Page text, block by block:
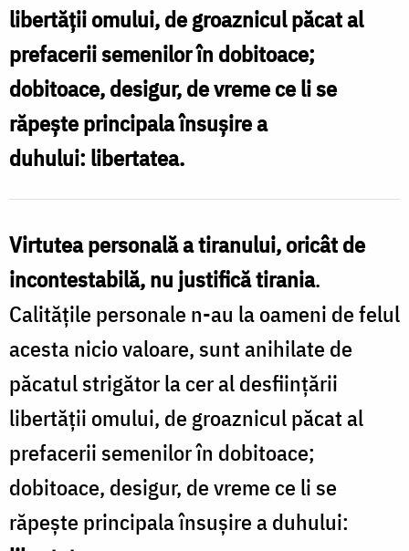
libertății omului, de groaznicul păcat al
prefacerii semenilor în dobitoace;
dobitoace, desigur, de vreme ce li se
răpește principala însușire a
duhului: libertatea.
Virtutea personală a tiranului, oricât de
incontestabilă, nu justifică tirania.
Calitățile personale n-au la oameni de felul
acesta nicio valoare, sunt anihilate de
păcatul strigător la cer al desființării
libertății omului, de groaznicul păcat al
prefacerii semenilor în dobitoace;
dobitoace, desigur, de vreme ce li se
răpește principala însușire a duhului: